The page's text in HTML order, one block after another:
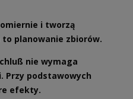
i tworzą
to planowanie zbiorów.
nie wymaga
Przy podstawowych
efekty.